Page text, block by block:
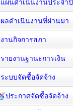
แผนดำเนินงานประจำปี
ผลดำเนินงานที่ผ่านมา
งานกิจการสภา
รายงานฐานะการเงิน
ระบบจัดซื้อจัดจ้าง
ประกาศจัดซื้อจัดจ้าง